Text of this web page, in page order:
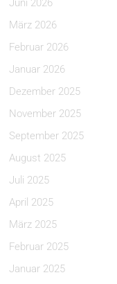
Juni 2026
März 2026
Februar 2026
Januar 2026
Dezember 2025
November 2025
September 2025
August 2025
Juli 2025
April 2025
März 2025
Februar 2025
Januar 2025